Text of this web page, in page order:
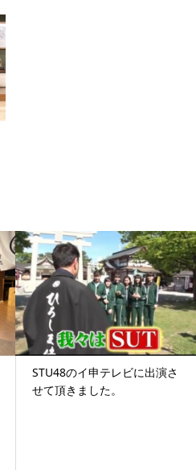
STU48のイ申テレビに出演さ
せて頂きました。